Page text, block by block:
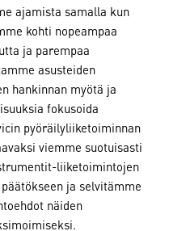
ajamista samalla kun
kohti nopeampaa
ja parempaa
asusteiden
hankinnan myötä ja
fokusoida
pyöräilyliiketoiminnan
viemme suotuisasti
liiketoimintojen
ja selvitämme
näiden